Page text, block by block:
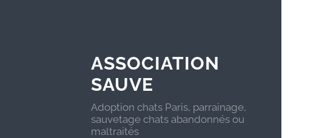
ASSOCIATION
SAUVE
Adoption chats Paris, parrainage,
sauvetage chats abandonnés ou
maltraités